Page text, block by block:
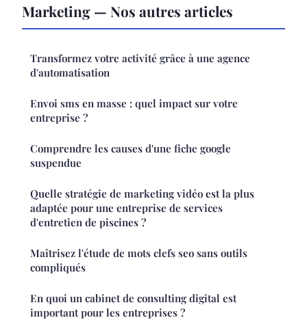
Marketing — Nos autres articles
Transformez votre activité grâce à une agence
d'automatisation
Envoi sms en masse : quel impact sur votre
entreprise ?
Comprendre les causes d'une fiche google
suspendue
Quelle stratégie de marketing vidéo est la plus
adaptée pour une entreprise de services
d'entretien de piscines ?
Maîtrisez l'étude de mots clefs seo sans outils
compliqués
En quoi un cabinet de consulting digital est
important pour les entreprises ?